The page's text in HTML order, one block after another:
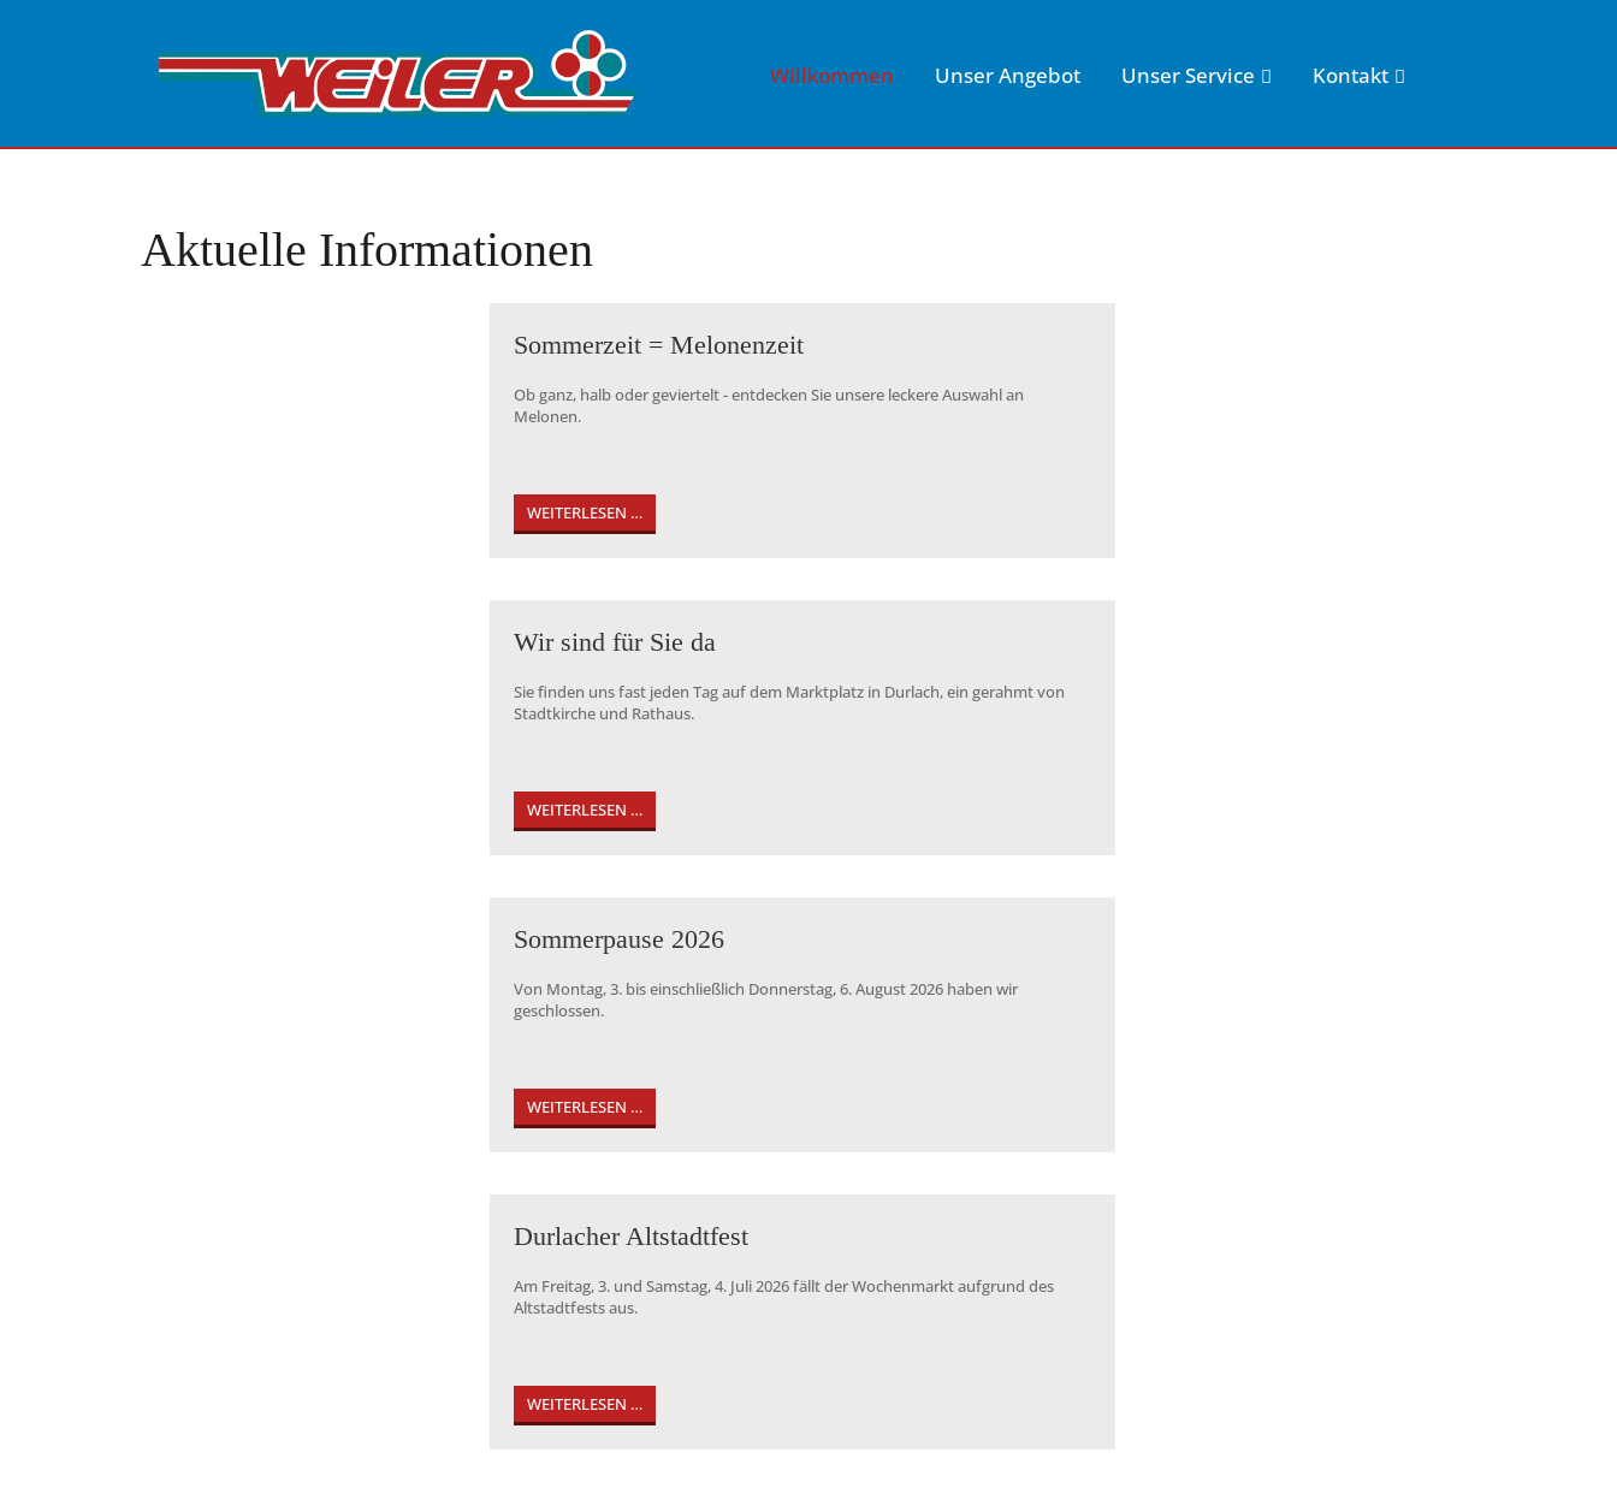
Willkommen Unser Angebot Unser Service Kontakt
Aktuelle Informationen
Sommerzeit = Melonenzeit
Ob ganz, halb oder geviertelt - entdecken Sie unsere leckere Auswahl an
Melonen.
WEITERLESEN …
Wir sind für Sie da
Sie finden uns fast jeden Tag auf dem Marktplatz in Durlach, ein gerahmt von
Stadtkirche und Rathaus.
WEITERLESEN …
Sommerpause 2026
Von Montag, 3. bis einschließlich Donnerstag, 6. August 2026 haben wir
geschlossen.
WEITERLESEN …
Durlacher Altstadtfest
Am Freitag, 3. und Samstag, 4. Juli 2026 fällt der Wochenmarkt aufgrund des
Altstadtfests aus.
WEITERLESEN …